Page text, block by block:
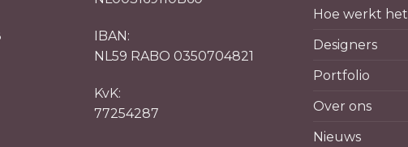
IBAN:
NL59 RABO 0350704821
KvK:
77254287
Hoe werkt het
Designers
Portfolio
Over ons
Nieuws